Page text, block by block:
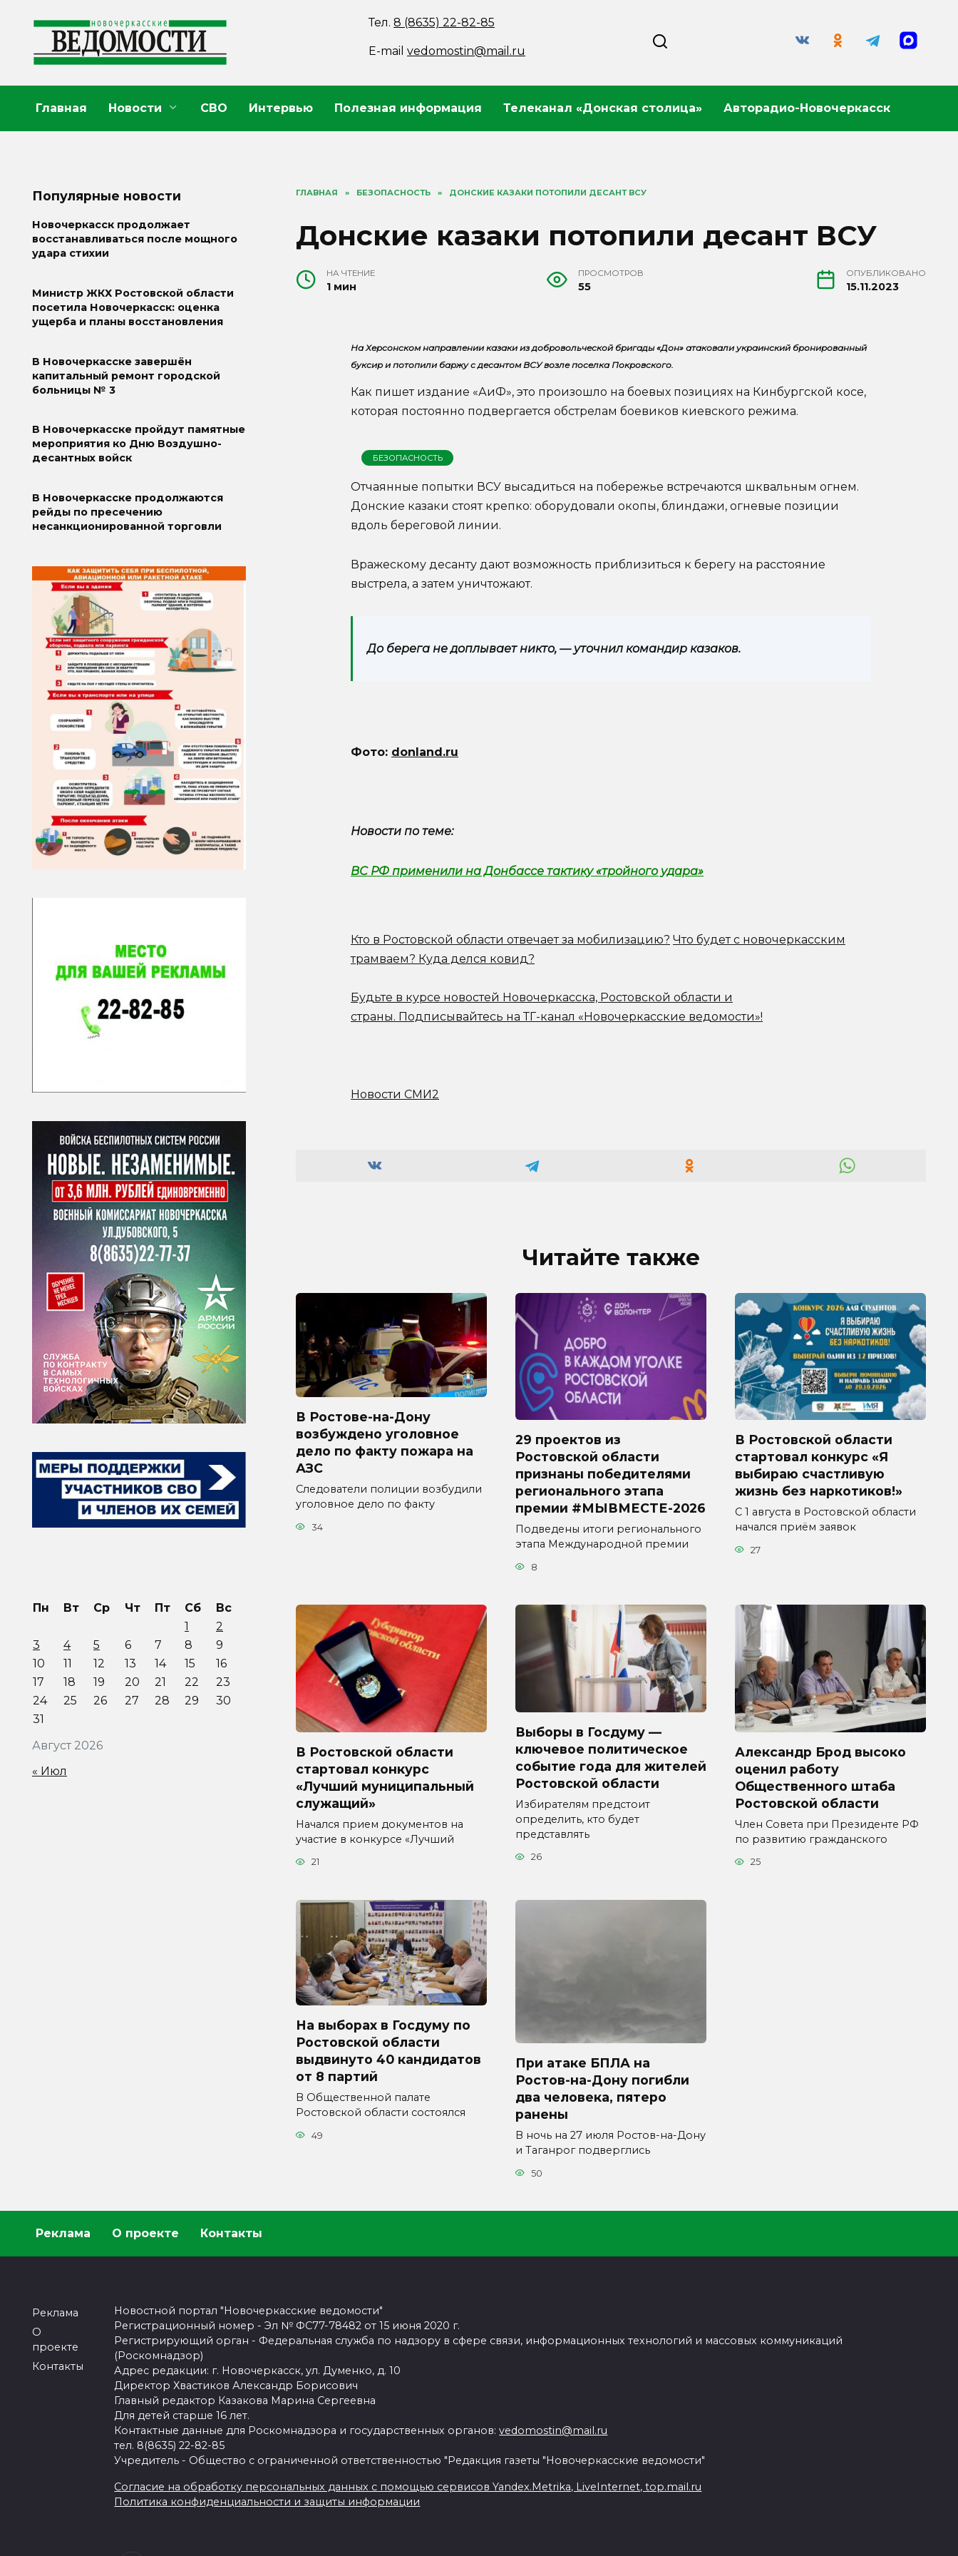
содержанию
Тел.8 (8635) 22-82-85
E-mailvedomostin@mail.ru
Главная Новости СВО Интервью Полезная информация Телеканал «Донская столица» Авторадио-Новочеркасск
ГЛАВНАЯ » БЕЗОПАСНОСТЬ » ДОНСКИЕ КАЗАКИ ПОТОПИЛИ ДЕСАНТ ВСУ
Донские казаки потопили десант ВСУ
НА ЧТЕНИЕ
1 мин
ПРОСМОТРОВ
55
ОПУБЛИКОВАНО
15.11.2023
На Херсонском направлении казаки из добровольческой бригады «Дон» атаковали украинский бронированный
буксир и потопили баржу с десантом ВСУ возле поселка Покровского.
Как пишет издание «АиФ», это произошло на боевых позициях на Кинбургской косе,
которая постоянно подвергается обстрелам боевиков киевского режима.
БЕЗОПАСНОСТЬ
Отчаянные попытки ВСУ высадиться на побережье встречаются шквальным огнем.
Донские казаки стоят крепко: оборудовали окопы, блиндажи, огневые позиции
вдоль береговой линии.
Вражескому десанту дают возможность приблизиться к берегу на расстояние
выстрела, а затем уничтожают.
До берега не доплывает никто, — уточнил командир казаков.
Фото: donland.ru
Новости по теме:
ВС РФ применили на Донбассе тактику «тройного удара»
Кто в Ростовской области отвечает за мобилизацию? Что будет с новочеркасским
трамваем? Куда делся ковид?
Будьте в курсе новостей Новочеркасска, Ростовской области и
страны. Подписывайтесь на ТГ-канал «Новочеркасские ведомости»!
Новости СМИ2
Читайте также
В Ростове-на-Дону
возбуждено уголовное
дело по факту пожара на
АЗС
Следователи полиции возбудили
уголовное дело по факту
34
29 проектов из
Ростовской области
признаны победителями
регионального этапа
премии #МЫВМЕСТЕ-2026
Подведены итоги регионального
этапа Международной премии
8
В Ростовской области
стартовал конкурс «Я
выбираю счастливую
жизнь без наркотиков!»
С 1 августа в Ростовской области
начался приём заявок
27
В Ростовской области
стартовал конкурс
«Лучший муниципальный
служащий»
Начался прием документов на
участие в конкурсе «Лучший
21
Выборы в Госдуму —
ключевое политическое
событие года для жителей
Ростовской области
Избирателям предстоит
определить, кто будет
представлять
26
Александр Брод высоко
оценил работу
Общественного штаба
Ростовской области
Член Совета при Президенте РФ
по развитию гражданского
25
На выборах в Госдуму по
Ростовской области
выдвинуто 40 кандидатов
от 8 партий
В Общественной палате
Ростовской области состоялся
49
При атаке БПЛА на
Ростов-на-Дону погибли
два человека, пятеро
ранены
В ночь на 27 июля Ростов-на-Дону
и Таганрог подверглись
50
Популярные новости
Новочеркасск продолжает
восстанавливаться после мощного
удара стихии
Министр ЖКХ Ростовской области
посетила Новочеркасск: оценка
ущерба и планы восстановления
В Новочеркасске завершён
капитальный ремонт городской
больницы № 3
В Новочеркасске пройдут памятные
мероприятия ко Дню Воздушно-
десантных войск
В Новочеркасске продолжаются
рейды по пресечению
несанкционированной торговли
Август 2026
Пн Вт Ср Чт Пт Сб
Вс
1
2
3
4 5 6 7 8
9
10
11 12 13 14 15
16
17
18 19 20 21 22
23
24
25 26 27 28 29
30
31
« Июл
Реклама О проекте Контакты
Реклама
О
проекте
Контакты
Новостной портал "Новочеркасские ведомости"
Регистрационный номер - Эл № ФС77-78482 от 15 июня 2020 г.
Регистрирующий орган - Федеральная служба по надзору в сфере связи, информационных технологий и массовых коммуникаций
(Роскомнадзор)
Адрес редакции: г. Новочеркасск, ул. Думенко, д. 10
Директор Хвастиков Александр Борисович
Главный редактор Казакова Марина Сергеевна
Для детей старше 16 лет.
Контактные данные для Роскомнадзора и государственных органов:vedomostin@mail.ru
тел. 8(8635) 22-82-85
Учредитель - Общество с ограниченной ответственностью "Редакция газеты "Новочеркасские ведомости"
Согласие на обработку персональных данных с помощью сервисов Yandex.Metrika, LiveInternet, top.mail.ru
Политика конфиденциальности и защиты информации